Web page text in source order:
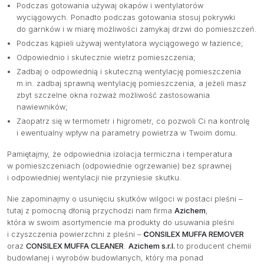
OFERTA
PRODUCENCI
BAZA WIEDZY
KONTAKT
Podczas gotowania używaj okapów i wentylatorów
wyciągowych. Ponadto podczas gotowania stosuj pokrywki
do garnków i w miarę możliwości zamykaj drzwi do pomieszczeń.
Podczas kąpieli używaj wentylatora wyciągowego w łazience;
Odpowiednio i skutecznie wietrz pomieszczenia;
Zadbaj o odpowiednią i skuteczną wentylację pomieszczenia
m.in. zadbaj sprawną wentylację pomieszczenia, a jeżeli masz
zbyt szczelne okna rozważ możliwość zastosowania
nawiewników;
Zaopatrz się w termometr i higrometr, co pozwoli Ci na kontrolę
i ewentualny wpływ na parametry powietrza w Twoim domu.
Pamiętajmy, że odpowiednia izolacja termiczna i temperatura
w pomieszczeniach (odpowiednie ogrzewanie) bez sprawnej
i odpowiedniej wentylacji nie przyniesie skutku.
Nie zapominajmy o usunięciu skutków wilgoci w postaci pleśni –
tutaj z pomocną dłonią przychodzi nam firma Azichem,
która w swoim asortymencie ma produkty do usuwania pleśni
i czyszczenia powierzchni z pleśni – CONSILEX MUFFA REMOVER
oraz CONSILEX MUFFA CLEANER. Azichem s.r.l. to producent chemii
budowlanej i wyrobów budowlanych, który ma ponad